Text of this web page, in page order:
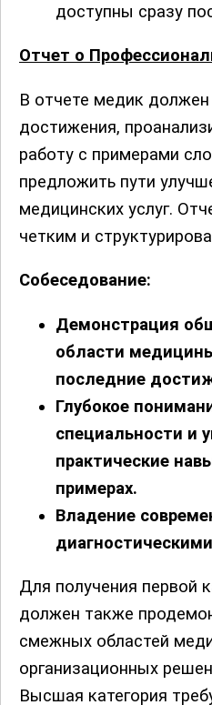
доступны сразу
Отчет о
В отчете медик должен
достижения,
работу с примерами
предложить пути
медицинских услуг.
четким и
Собеседование:
Демонстрация
области
последние
Глубокое
специальности и
практические
примерах.
Владение
Для получения первой
должен также
смежных областей
организационных
Высшая категория